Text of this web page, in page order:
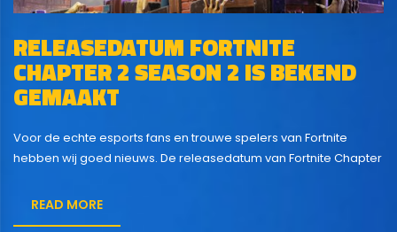
RELEASEDATUM FORTNITE
CHAPTER 2 SEASON 2 IS BEKEND
GEMAAKT
Voor de echte esports fans en trouwe spelers van Fortnite
hebben wij goed nieuws. De releasedatum van Fortnite Chapter
kan gespeeld worden vanaf donderdag 20 februari. Zet deze
READ MORE